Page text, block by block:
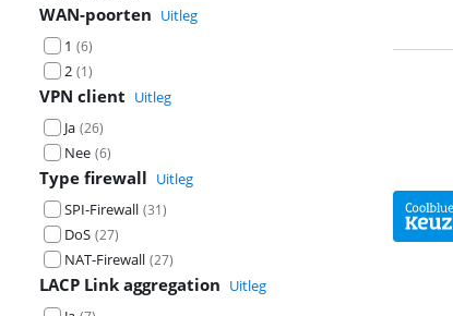
WAN-poorten Uitleg
1 (6)
2 (1)
VPN client Uitleg
Ja (26)
Nee (6)
Type firewall Uitleg
SPI-Firewall (31)
DoS (27)
NAT-Firewall (27)
LACP Link aggregation Uitleg